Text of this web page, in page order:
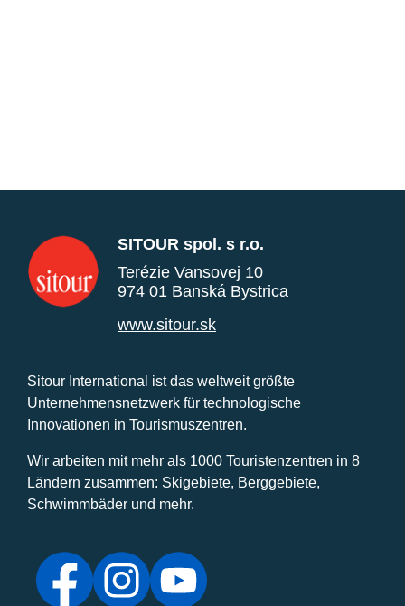
SITOUR spol. s r.o.
Terézie Vansovej 10
974 01 Banská Bystrica
www.sitour.sk
Sitour International ist das weltweit größte
Unternehmensnetzwerk für technologische
Innovationen in Tourismuszentren.
Wir arbeiten mit mehr als 1000 Touristenzentren in 8
Ländern zusammen: Skigebiete, Berggebiete,
Schwimmbäder und mehr.